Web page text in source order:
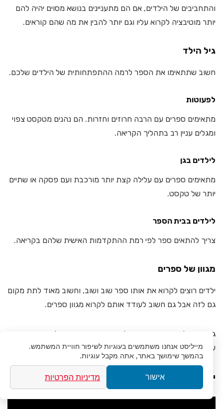
והתחביבים של הילדים, אם הם מתעניינים בנושא מסוים יהיה להם
יותר מוטיבציה לקרוא עליו וגם יותר להבין את מה שהם קוראים.
גיל הילד
חשוב שתתאימו את הספר לרמה ההתפתחותית של הילדים שלכם.
לפעוטות
מתאימים ספרים עם הרבה חרוזים וחזרות. הם נהנים מטקסט צפוי
ומגלים עניין רב בתהליך הקריאה.
לילדים בגן
מתאימים ספרים עם עלילה קצת יותר מורכבת ועם פסקה או שתיים
יותר של טקסט.
לילדים בבית הספר
צריך להתאים ספר לפי רמת ההתקדמות האישית שלהם בקריאה.
מגוון של ספרים
ילדים רוצים לקרוא את אותו ספר שוב ושוב, וחשוב מאוד לתת מקום
גם לזה אבל גם חשוב לעודד אותם לקרוא מגוון ספרים.
גם אם הילד אוהב סיפורים על פיות תנסו מדי פעם להוסיף גם ספר
על דרקונים, פיראטים ועוד דמויות אחרות שירחיבו את המגוון
יתרונות וחסרונות של ספרים דיגיטליים
מייליסט אנחנו משתמשים בעוגיות לשיפור חוויית המשתמש.
בהמשך שימושך באתר, אתה מקבל עוגיות.
אישור מדיניות הפרטיות